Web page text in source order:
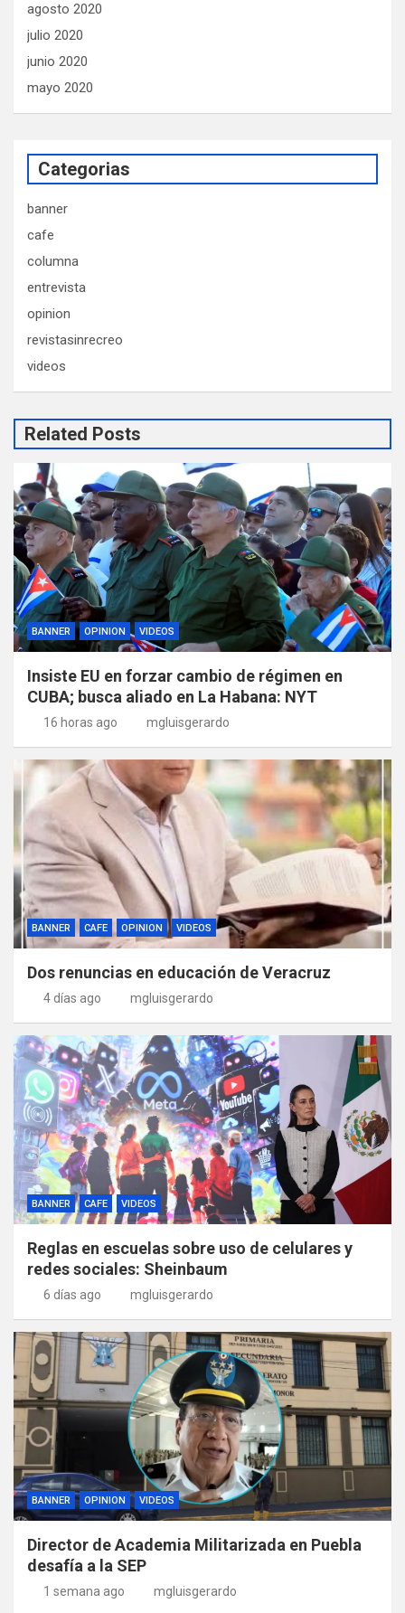
agosto 2020
julio 2020
junio 2020
mayo 2020
Categorias
banner
cafe
columna
entrevista
opinion
revistasinrecreo
videos
Related Posts
BANNER OPINION VIDEOS
Insiste EU en forzar cambio de régimen en
CUBA; busca aliado en La Habana: NYT
16 horas ago mgluisgerardo
BANNER CAFE OPINION VIDEOS
Dos renuncias en educación de Veracruz
4 días ago mgluisgerardo
BANNER CAFE VIDEOS
Reglas en escuelas sobre uso de celulares y
redes sociales: Sheinbaum
6 días ago mgluisgerardo
BANNER OPINION VIDEOS
Director de Academia Militarizada en Puebla
desafía a la SEP
1 semana ago mgluisgerardo